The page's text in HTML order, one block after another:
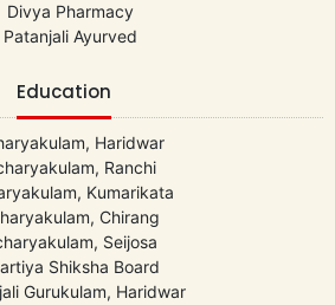
Divya Pharmacy
Patanjali Ayurved
Education
Haridwar
Ranchi
Kumarikata
Chirang
Seijosa
Shiksha Board
Gurukulam, Haridwar